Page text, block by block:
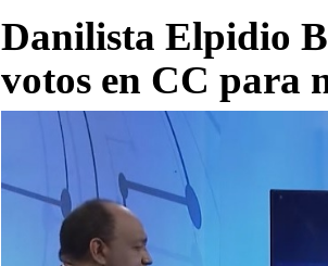
Danilista Elpidio
votos en CC para